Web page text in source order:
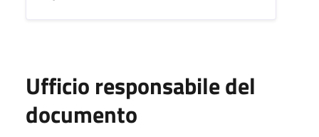
Ufficio responsabile del
documento